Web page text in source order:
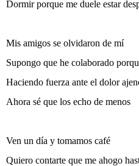
Dormir porque me duele estar
Mis amigos se olvidaron de mí
Supongo que he colaborado
Haciendo fuerza ante el dolor
Ahora sé que los echo de menos
Ven un día y tomamos café
Quiero contarte que me ahogo